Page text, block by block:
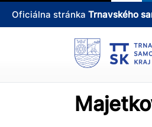
Oficiálna stránka Trnavského